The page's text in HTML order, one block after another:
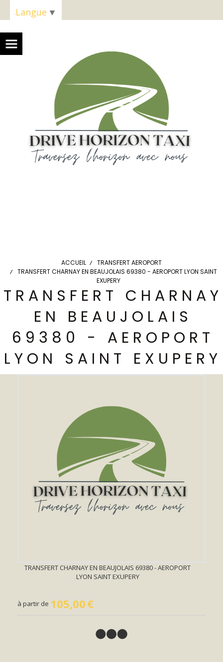
ACCUEIL
TRANSFERT AEROPORT
TRANSFERT CHARNAY EN BEAUJOLAIS 69380 - AEROPORT LYON SAINT
EXUPERY
TRANSFERT CHARNAY
EN BEAUJOLAIS
69380 - AEROPORT
LYON SAINT EXUPERY
TRANSFERT CHARNAY EN BEAUJOLAIS 69380 - AEROPORT
LYON SAINT EXUPERY
à partir de 105,00€
Langue ▼